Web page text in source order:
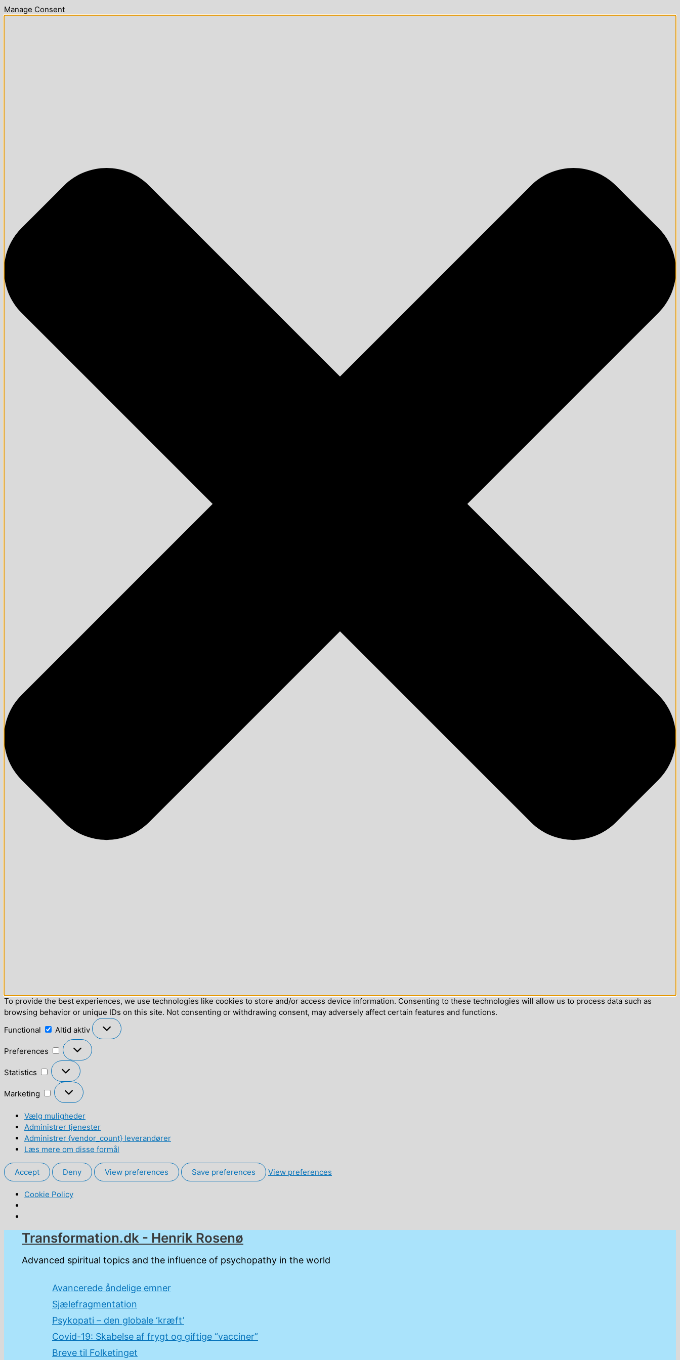
Manage Consent
To provide the best experiences, we use technologies like cookies to store and/or access device information. Consenting to these technologies will allow us to process data such as
browsing behavior or unique IDs on this site. Not consenting or withdrawing consent, may adversely affect certain features and functions.
Functional
Altid aktiv
Preferences
Preferences
Statistics
Statistics
Marketing
Marketing
Vælg muligheder
Administrer tjenester
Administrer {vendor_count} leverandører
Læs mere om disse formål
Accept Deny View preferences Save preferences View preferences
Cookie Policy
indholdet
Transformation.dk - Henrik Rosenø
Advanced spiritual topics and the influence of psychopathy in the world
Avancerede åndelige emner
Sjælefragmentation
Psykopati – den globale ‘kræft’
Covid-19: Skabelse af frygt og giftige “vacciner”
Breve til Folketinget